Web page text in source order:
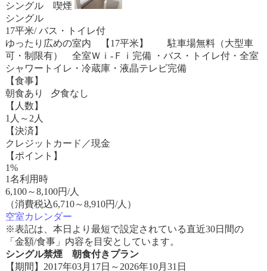
シングル 喫煙
シングル
17平米/ バス・トイレ付
ゆったり広めの室内 【17平米】 駐車場無料（大型車
可・制限有） 全室Ｗｉ-Ｆｉ完備 ・バス・トイレ付・全室
シャワートイレ・冷蔵庫・液晶テレビ完備
【食事】
朝食あり 夕食なし
【人数】
1人～2人
【決済】
クレジットカード／現金
【ポイント】
1%
1名利用時
6,100～8,100円/人
（消費税込6,710～8,910円/人）
空室カレンダー
※表記は、本日より最短で設定されている直近30日間の
「金額/食事」内容を目安としています。
シングル禁煙 朝食付きプラン
【期間】2017年03月17日～2026年10月31日